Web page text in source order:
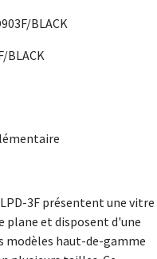
BLACK
BLACK
3F présentent une vitre
plane et disposent d'une
modèles haut-de-gamme